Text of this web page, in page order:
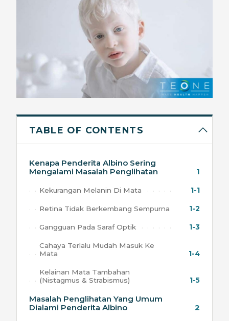
TABLE OF CONTENTS
Kenapa Penderita Albino Sering
Mengalami Masalah Penglihatan
1
Kekurangan Melanin Di Mata 1-1
Retina Tidak Berkembang Sempurna 1-2
Gangguan Pada Saraf Optik 1-3
Cahaya Terlalu Mudah Masuk Ke
Mata
1-4
Kelainan Mata Tambahan
(Nistagmus & Strabismus)
1-5
Masalah Penglihatan Yang Umum
Dialami Penderita Albino
2